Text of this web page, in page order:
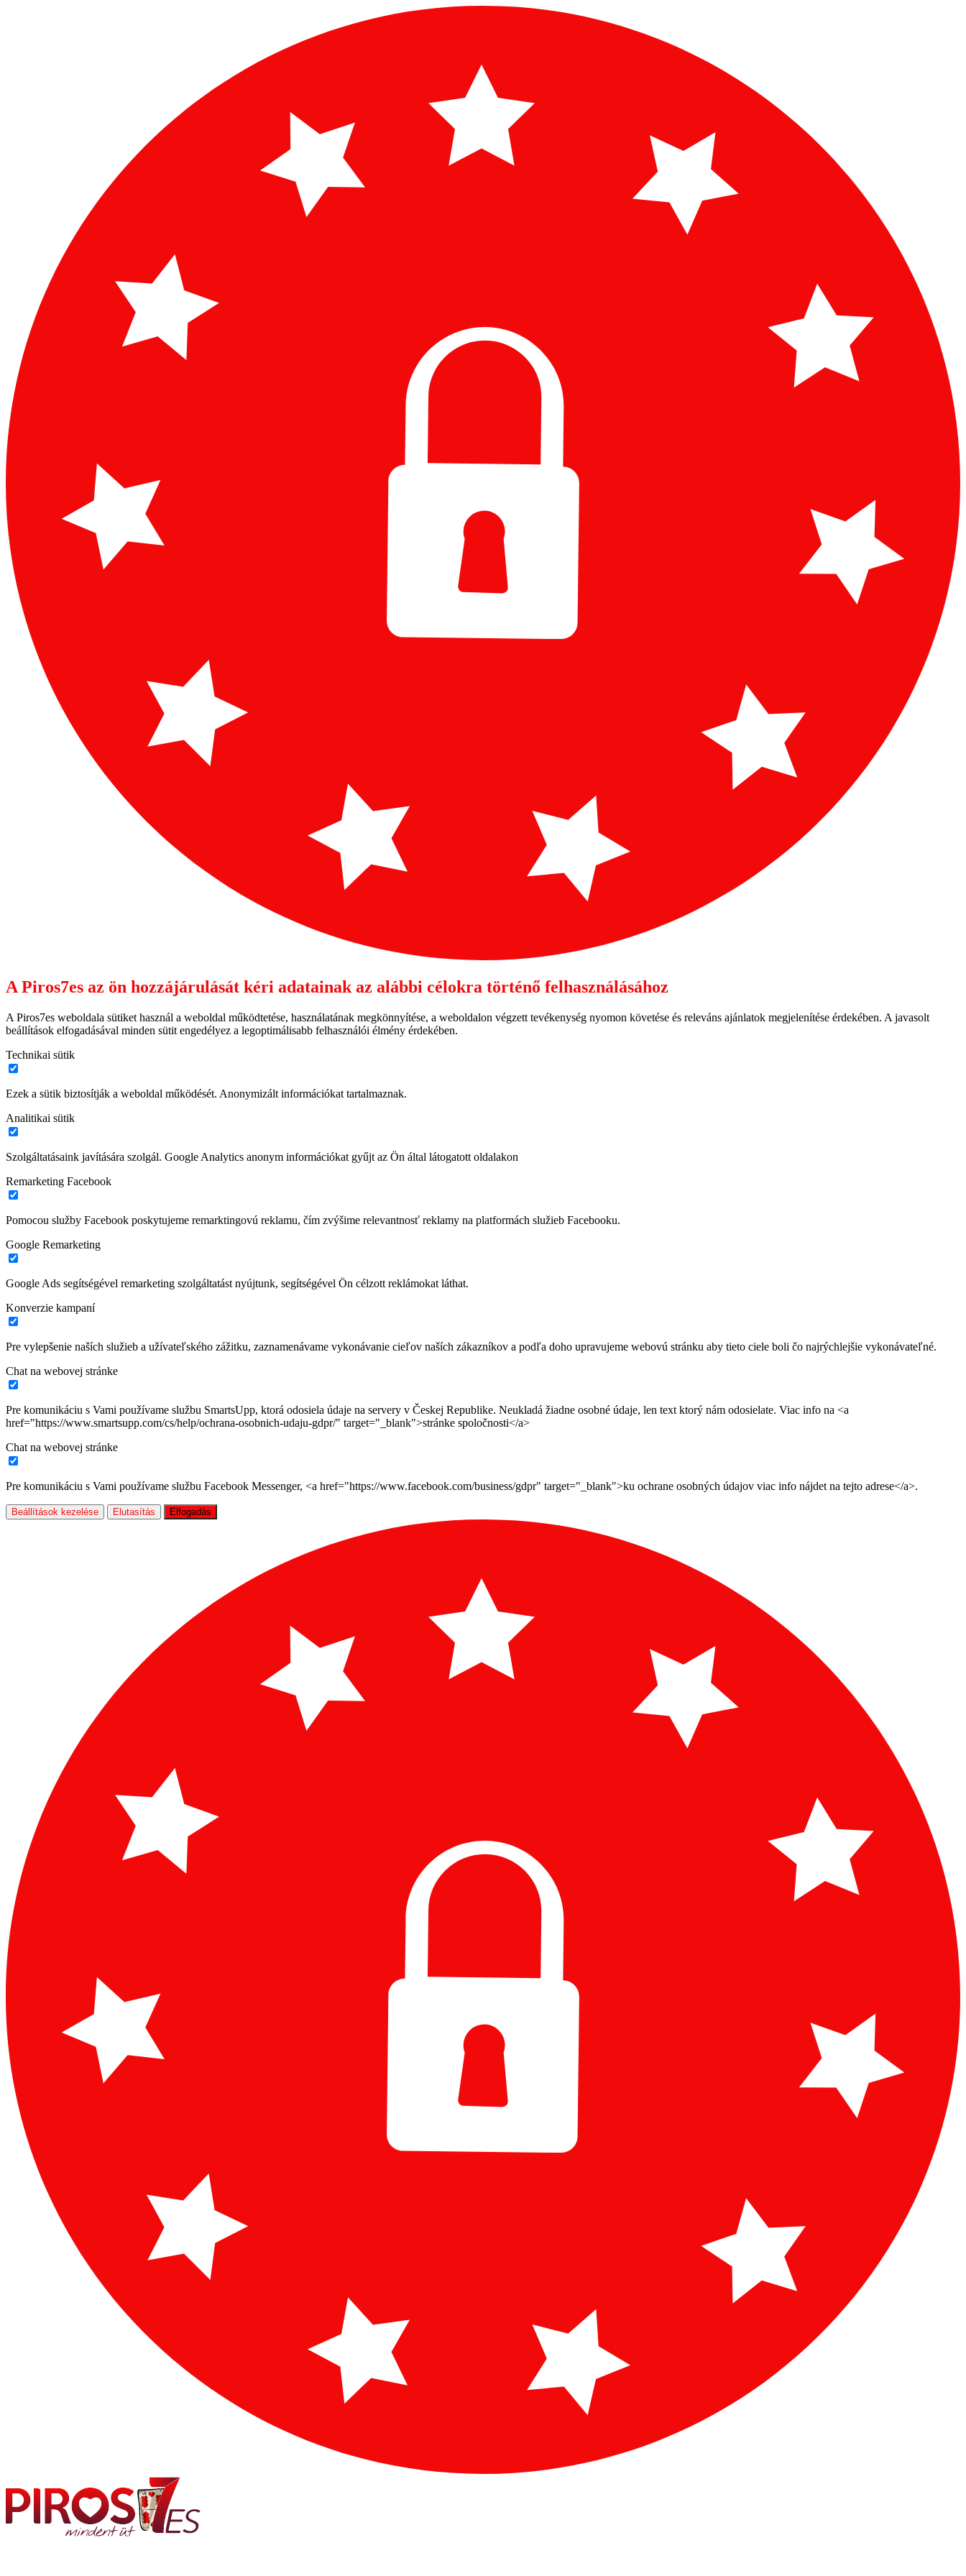
A Piros7es az ön hozzájárulását kéri adatainak az alábbi célokra történő felhasználásához
A Piros7es weboldala sütiket használ a weboldal működtetése, használatának megkönnyítése, a weboldalon végzett tevékenység nyomon követése és releváns ajánlatok megjelenítése érdekében. A javasolt
beállítások elfogadásával minden sütit engedélyez a legoptimálisabb felhasználói élmény érdekében.
Technikai sütik
Ezek a sütik biztosítják a weboldal működését. Anonymizált információkat tartalmaznak.
Analitikai sütik
Szolgáltatásaink javítására szolgál. Google Analytics anonym információkat gyűjt az Ön által látogatott oldalakon
Remarketing Facebook
Pomocou služby Facebook poskytujeme remarktingovú reklamu, čím zvýšime relevantnosť reklamy na platformách služieb Facebooku.
Google Remarketing
Google Ads segítségével remarketing szolgáltatást nyújtunk, segítségével Ön célzott reklámokat láthat.
Konverzie kampaní
Pre vylepšenie naších služieb a užívateľského zážitku, zaznamenávame vykonávanie cieľov naších zákazníkov a podľa doho upravujeme webovú stránku aby tieto ciele boli čo najrýchlejšie vykonávateľné.
Chat na webovej stránke
Pre komunikáciu s Vami používame službu SmartsUpp, ktorá odosiela údaje na servery v Českej Republike. Neukladá žiadne osobné údaje, len text ktorý nám odosielate. Viac info na <a
href="https://www.smartsupp.com/cs/help/ochrana-osobnich-udaju-gdpr/" target="_blank">stránke spoločnosti</a>
Chat na webovej stránke
Pre komunikáciu s Vami používame službu Facebook Messenger, <a href="https://www.facebook.com/business/gdpr" target="_blank">ku ochrane osobných údajov viac info nájdet na tejto adrese</a>.
Beállítások kezelése Elutasítás Elfogadás